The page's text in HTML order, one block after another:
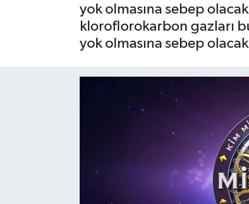
yok olmasına sebep
kloroflorokarbon gazları
yok olmasına sebep
Kültür - Sanat